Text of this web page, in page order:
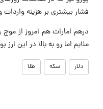
فشار بیشتری بر هزینه
ملایم اما رو به بالا در این
دلار سکه طلا